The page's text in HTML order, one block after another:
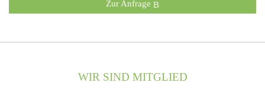
Zur Anfrage
WIR SIND MITGLIED